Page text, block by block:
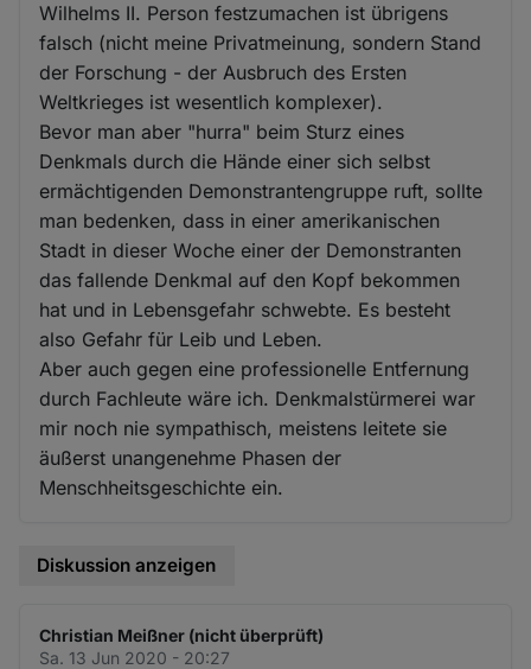
Wilhelms II. Person festzumachen ist übrigens
falsch (nicht meine Privatmeinung, sondern Stand
der Forschung - der Ausbruch des Ersten
Weltkrieges ist wesentlich komplexer).
Bevor man aber "hurra" beim Sturz eines
Denkmals durch die Hände einer sich selbst
ermächtigenden Demonstrantengruppe ruft, sollte
man bedenken, dass in einer amerikanischen
Stadt in dieser Woche einer der Demonstranten
das fallende Denkmal auf den Kopf bekommen
hat und in Lebensgefahr schwebte. Es besteht
also Gefahr für Leib und Leben.
Aber auch gegen eine professionelle Entfernung
durch Fachleute wäre ich. Denkmalstürmerei war
mir noch nie sympathisch, meistens leitete sie
äußerst unangenehme Phasen der
Menschheitsgeschichte ein.
Diskussion anzeigen
Christian Meißner (nicht überprüft)
Sa. 13 Jun 2020 - 20:27